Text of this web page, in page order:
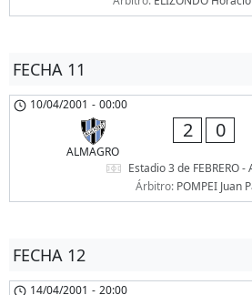
FECHA 11
10/04/2001 - 00:00
ALMAGRO
2 0
Estadio 3 de FEBRERO -
Árbitro: POMPEI Juan
FECHA 12
14/04/2001 - 20:00